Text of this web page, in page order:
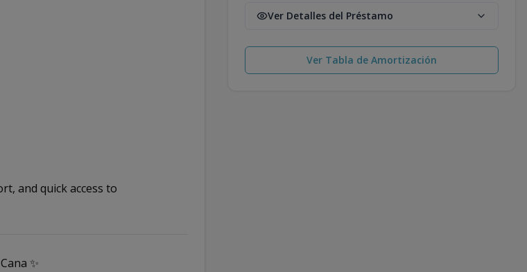
and quick access to
✨
Ver Detalles del Préstamo
Ver Tabla de Amortización